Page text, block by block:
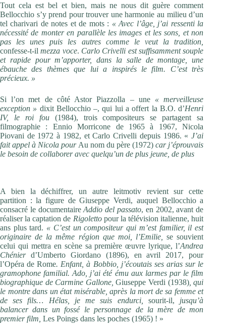
Tout cela est bel et bien, mais ne nous dit guère comment
Bellocchio s’y prend pour trouver une harmonie au milieu d’un
tel charivari de notes et de mots : « Avec l’âge, j’ai ressenti la
nécessité de monter en parallèle les images et les sons, et non
pas les unes puis les autres comme le veut la tradition,
confesse-t-ilmezza voce. Carlo Crivelli est suffisamment souple
et rapide pour m’apporter, dans la salle de montage, une
ébauche des thèmes que lui a inspirés le film. C’est très
précieux. »
Si l’on met de côté Astor Piazzolla – une « merveilleuse
exception » dixit Bellocchio –, qui lui a offert la B.O. d’Henri
IV, le roi fou (1984), trois compositeurs se partagent sa
filmographie : Ennio Morricone de 1965 à 1967, Nicola
Piovani de 1972 à 1982, et Carlo Crivelli depuis 1986. « J’ai
fait appel à Nicola pourAu nom du père (1972)car j’éprouvais
le besoin de collaborer avec quelqu’un de plus jeune, de plus
A bien la déchiffrer, un autre leitmotiv revient sur cette
partition : la figure de Giuseppe Verdi, auquel Bellocchio a
consacré le documentaireAddio del passato, en 2002, avant de
réaliser la captation de Rigolettopour la télévision italienne, huit
ans plus tard. « C’est un compositeur qui m’est familier, il est
originaire de la même région que moi, l’Emilie,se souvient
celui qui mettra en scène sa première œuvre lyrique, l’Andrea
Chénierd’Umberto Giordano (1896), en avril 2017, pour
l’Opéra de Rome. Enfant, à Bobbio, j’écoutais ses arias sur le
gramophone familial. Ado, j’ai été ému aux larmes par le film
biographique de Carmine Gallone,Giuseppe Verdi (1938), qui
le montre dans un état misérable, après la mort de sa femme et
de ses fils… Hélas, je me suis endurci, sourit-il, jusqu’à
balancer dans un fossé le personnage de la mère de mon
premier film, Les Poings dans les poches (1965) ! »